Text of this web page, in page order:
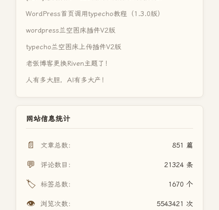
WordPress首页调用typecho教程（1.3.0版）
wordpress兰空图床插件V2版
typecho兰空图床上传插件V2版
老张博客更换Riven主题了！
人有多大胆，AI有多大产！
网站信息统计
📄 文章总数： 851 篇
💬 评论数目： 21324 条
🏷️ 标签总数： 1670 个
👁️ 浏览次数： 5543421 次